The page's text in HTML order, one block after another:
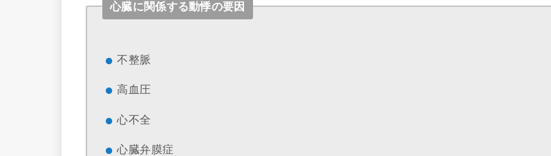
心臓に関係する動悸の要因
不整脈
高血圧
心不全
心臓弁膜症